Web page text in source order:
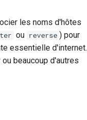
les noms d'hôtes
ou reverse ) pour
essentielle d'internet.
beaucoup d'autres